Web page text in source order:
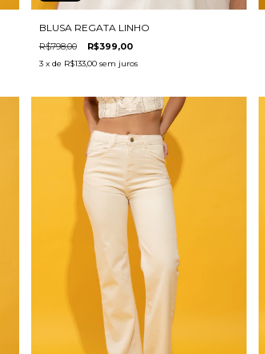
BLUSA REGATA LINHO
R$798,00 R$399,00
3 x de R$133,00 sem juros